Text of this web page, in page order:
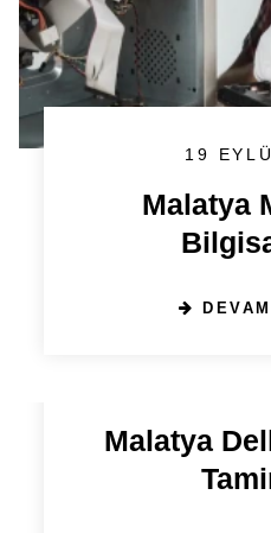
19
Malatya
Malatya